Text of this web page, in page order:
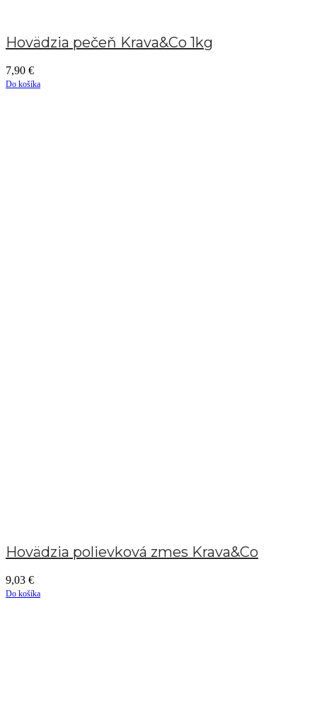
Hovädzia pečeň Krava&Co 1kg
7,90 €
Do košíka
Hovädzia polievková zmes Krava&Co
9,03 €
Do košíka